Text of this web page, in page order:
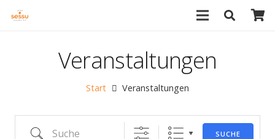
Veranstaltungen
Start Veranstaltungen
Suche SUCHE